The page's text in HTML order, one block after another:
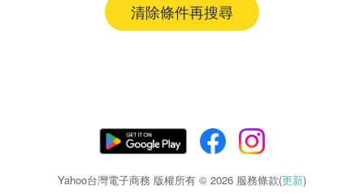
清除條件再搜尋
Yahoo台灣電子商務 版權所有 © 2026 服務條款(更新)